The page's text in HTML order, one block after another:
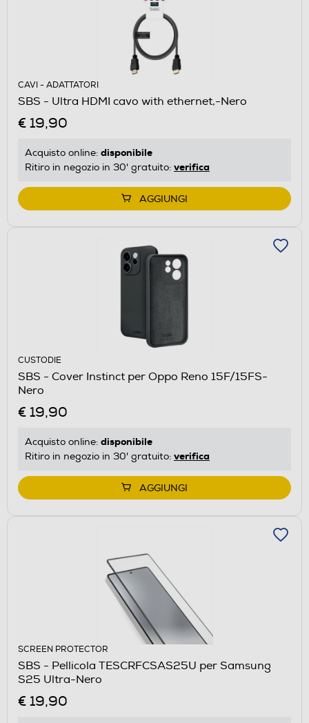
CAVI - ADATTATORI
SBS - Ultra HDMI cavo with ethernet,-Nero
€ 19,90
Acquisto online: disponibile
Ritiro in negozio in 30' gratuito: verifica
AGGIUNGI
CUSTODIE
SBS - Cover Instinct per Oppo Reno 15F/15FS-
Nero
€ 19,90
Acquisto online: disponibile
Ritiro in negozio in 30' gratuito: verifica
AGGIUNGI
SCREEN PROTECTOR
SBS - Pellicola TESCRFCSAS25U per Samsung
S25 Ultra-Nero
€ 19,90